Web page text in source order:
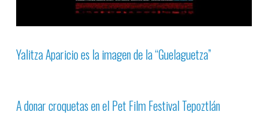
Yalitza Aparicio es la imagen de la “Guelaguetza”
A donar croquetas en el Pet Film Festival Tepoztlán